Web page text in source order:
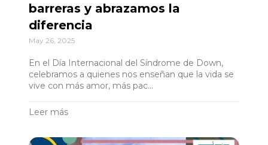
barreras y abrazamos la
diferencia
May 26, 2025
En el Día Internacional del Síndrome de Down,
celebramos a quienes nos enseñan que la vida se
vive con más amor, más pac...
Leer más